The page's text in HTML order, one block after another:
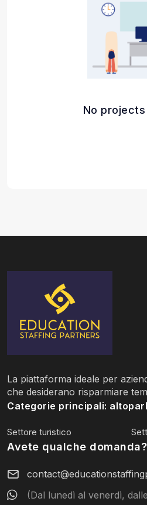
No
La piattaforma ideale per
che desiderano risparmiare
Categorie principali:
Settore turistico
Avete qualche domanda?
(Dal lunedì al venerdì,